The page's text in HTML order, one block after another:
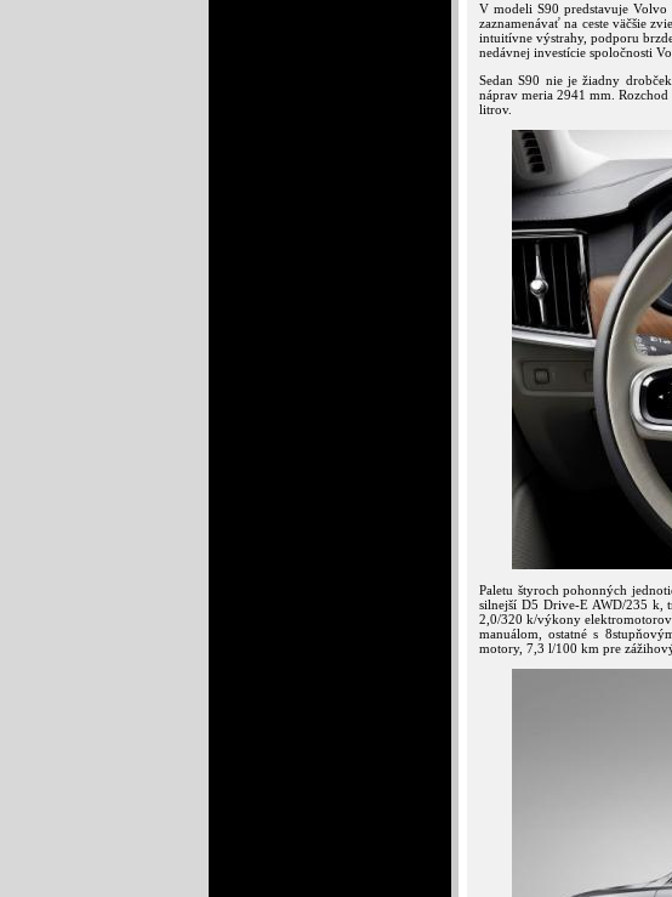
V modeli S90 predstavuje
zaznamenávať na ceste väčšie
intuitívne výstrahy, podporu
nedávnej investície spoločnosti
Sedan S90 nie je žiadny
náprav meria 2941 mm.
litrov.
Paletu štyroch pohonných
silnejší D5 Drive-E AWD/235 k,
2,0/320 k/výkony elektromotorov
manuálom, ostatné s
motory, 7,3 l/100 km pre